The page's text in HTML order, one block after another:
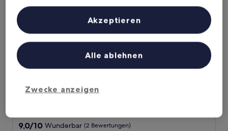
9.0
9,0/10 Wunderbar (2 Bewertungen)
Inhalte, Messung von Werbeleistung und der Performance von Inhalten,
Zielgruppenforschung sowie Entwicklung und Verbesserung von
Liste der Partner (Lieferanten)
Zwecke anzeigen
Alle ablehnen
Akzeptieren